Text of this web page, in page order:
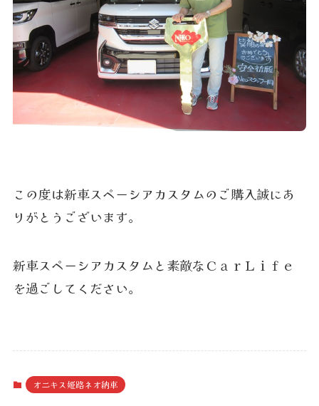
この度は新車スペーシアカスタムのご購入誠にあ
りがとうございます。
新車スペーシアカスタムと素敵なＣａｒＬｉｆｅ
を過ごしてください。
オニキス姫路ネオ納車